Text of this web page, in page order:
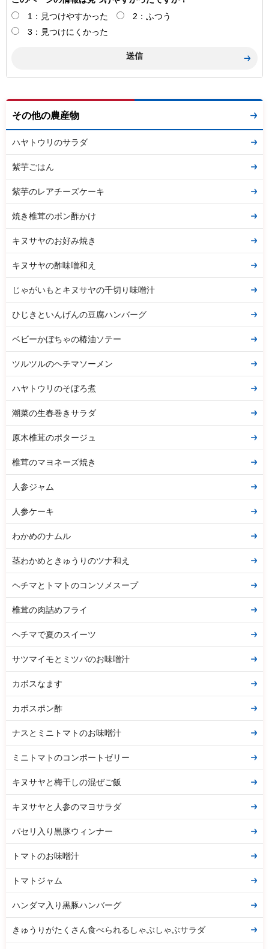
1：見つけやすかった
2：ふつう
3：見つけにくかった
その他の農産物
ハヤトウリのサラダ
紫芋ごはん
紫芋のレアチーズケーキ
焼き椎茸のポン酢かけ
キヌサヤのお好み焼き
キヌサヤの酢味噌和え
じゃがいもとキヌサヤの千切り味噌汁
ひじきといんげんの豆腐ハンバーグ
ベビーかぼちゃの椿油ソテー
ツルツルのヘチマソーメン
ハヤトウリのそぼろ煮
潮菜の生春巻きサラダ
原木椎茸のポタージュ
椎茸のマヨネーズ焼き
人参ジャム
人参ケーキ
わかめのナムル
茎わかめときゅうりのツナ和え
ヘチマとトマトのコンソメスープ
椎茸の肉詰めフライ
ヘチマで夏のスイーツ
サツマイモとミツバのお味噌汁
カボスなます
カボスポン酢
ナスとミニトマトのお味噌汁
ミニトマトのコンポートゼリー
キヌサヤと梅干しの混ぜご飯
キヌサヤと人参のマヨサラダ
パセリ入り黒豚ウィンナー
トマトのお味噌汁
トマトジャム
ハンダマ入り黒豚ハンバーグ
きゅうりがたくさん食べられるしゃぶしゃぶサラダ